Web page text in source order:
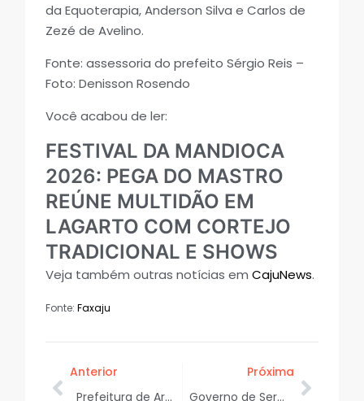
da Equoterapia, Anderson Silva e Carlos de
Zezé de Avelino.
Fonte: assessoria do prefeito Sérgio Reis –
Foto: Denisson Rosendo
Você acabou de ler:
FESTIVAL DA MANDIOCA
2026: PEGA DO MASTRO
REÚNE MULTIDÃO EM
LAGARTO COM CORTEJO
TRADICIONAL E SHOWS
Veja também outras notícias emCajuNews.
Fonte:Faxaju
Anterior
Prefeitura de Aracaju lança Plano Municipal pela Primeira Infância
Próxima
Governo de Sergipe apoia fábrica que transforma sucata em novos caminhos para o setor